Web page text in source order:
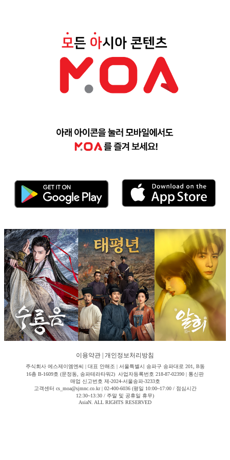
이용약관 개인정보처리방침
주식회사 에스제이엠엔씨 | 대표 안해조 | 서울특별시 송파구 송파대로 201, B동
16층 B-1609호 (문정동, 송파테라타워2) 사업자등록번호 218-87-02390 | 통신판
매업 신고번호 제-2024-서울송파-3233호
고객센터 cs_moa@sjmnc.co.kr | 02-400-6036 (평일 10:00~17:00 / 점심시간
12:30~13:30 / 주말 및 공휴일 휴무)
AsiaN. ALL RIGHTS RESERVED